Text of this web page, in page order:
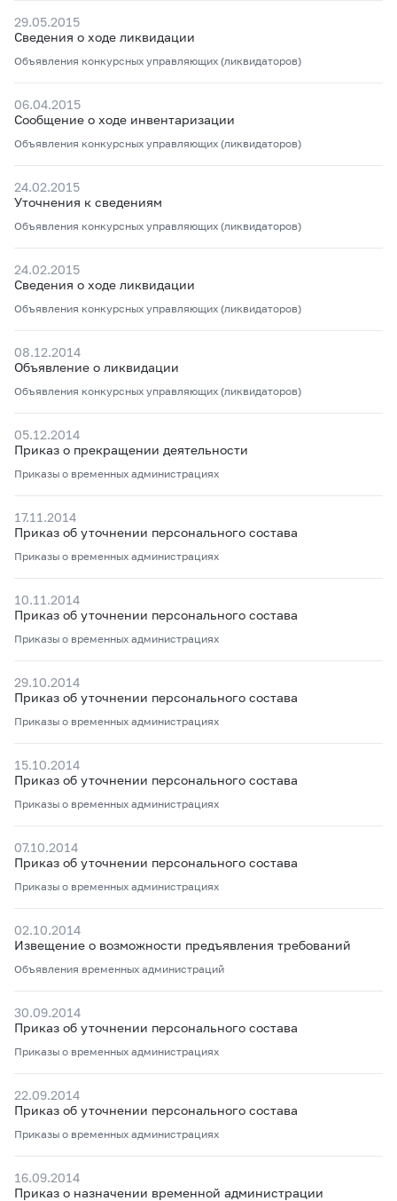
29.05.2015
Сведения о ходе ликвидации
Объявления конкурсных управляющих (ликвидаторов)
06.04.2015
Сообщение о ходе инвентаризации
Объявления конкурсных управляющих (ликвидаторов)
24.02.2015
Уточнения к сведениям
Объявления конкурсных управляющих (ликвидаторов)
24.02.2015
Сведения о ходе ликвидации
Объявления конкурсных управляющих (ликвидаторов)
08.12.2014
Объявление о ликвидации
Объявления конкурсных управляющих (ликвидаторов)
05.12.2014
Приказ о прекращении деятельности
Приказы о временных администрациях
17.11.2014
Приказ об уточнении персонального состава
Приказы о временных администрациях
10.11.2014
Приказ об уточнении персонального состава
Приказы о временных администрациях
29.10.2014
Приказ об уточнении персонального состава
Приказы о временных администрациях
15.10.2014
Приказ об уточнении персонального состава
Приказы о временных администрациях
07.10.2014
Приказ об уточнении персонального состава
Приказы о временных администрациях
02.10.2014
Извещение о возможности предъявления требований
Объявления временных администраций
30.09.2014
Приказ об уточнении персонального состава
Приказы о временных администрациях
22.09.2014
Приказ об уточнении персонального состава
Приказы о временных администрациях
16.09.2014
Приказ о назначении временной администрации